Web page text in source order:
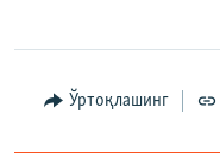
Ўртоқлашинг